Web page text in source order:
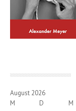
August 2026
M
D M